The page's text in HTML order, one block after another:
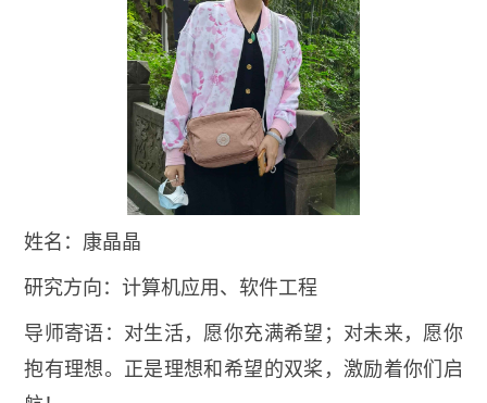
姓名：康晶晶
研究方向：计算机应用、软件工程
导师寄语：对生活，愿你充满希望；对未来，愿你
抱有理想。正是理想和希望的双桨，激励着你们启